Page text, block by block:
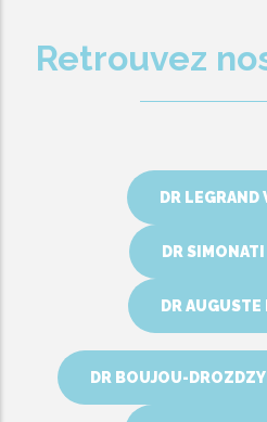
Retrouvez
DR LEGRAND
DR
DR AUGUSTE
DR BOUJOU-